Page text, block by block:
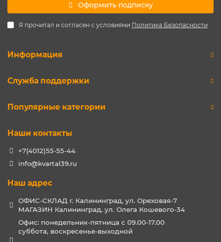
Оформить подписку
Я прочитал и согласен с условиями Политика Безопасности
Информация
Служба поддержки
Популярные категории
Наши контакты
+7(4012)55-55-44
info@kvartal39.ru
Наш адрес
ОФИС-СКЛАД г. Калининград, ул. Ореховая-7
МАГАЗИН Калининград, ул. Олега Кошевого-34
Офис: понедельник-пятница с 09.00-17.00
суббота, воскресенье-выходной